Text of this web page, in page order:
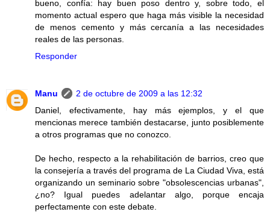
bueno, confía: hay buen poso dentro y, sobre todo, el
momento actual espero que haga más visible la necesidad
de menos cemento y más cercanía a las necesidades
reales de las personas.
Responder
Manu
2 de octubre de 2009 a las 12:32
Daniel, efectivamente, hay más ejemplos, y el que
mencionas merece también destacarse, junto posiblemente
a otros programas que no conozco.
De hecho, respecto a la rehabilitación de barrios, creo que
la consejería a través del programa de La Ciudad Viva, está
organizando un seminario sobre "obsolescencias urbanas",
¿no? Igual puedes adelantar algo, porque encaja
perfectamente con este debate.